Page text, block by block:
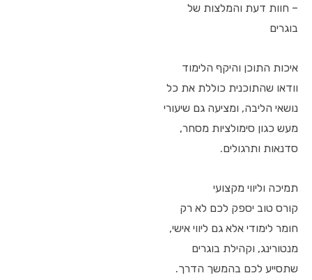
– חוות דעת והמלצות של
בוגרים
איכות התוכן והיקף הלימוד
וודאו שהתוכנית כוללת את כל
נושאי הליבה, ומציעה גם שיעורי
מעש כגון סימולציות מסחר,
סדנאות ותרגולים.
תמיכה וליווי מקצועי
קורס טוב יספק לכם לא רק
חומר לימודי אלא גם ליווי אישי,
מנטורינג, וקהילת בוגרים
שתסייע לכם בהמשך הדרך.